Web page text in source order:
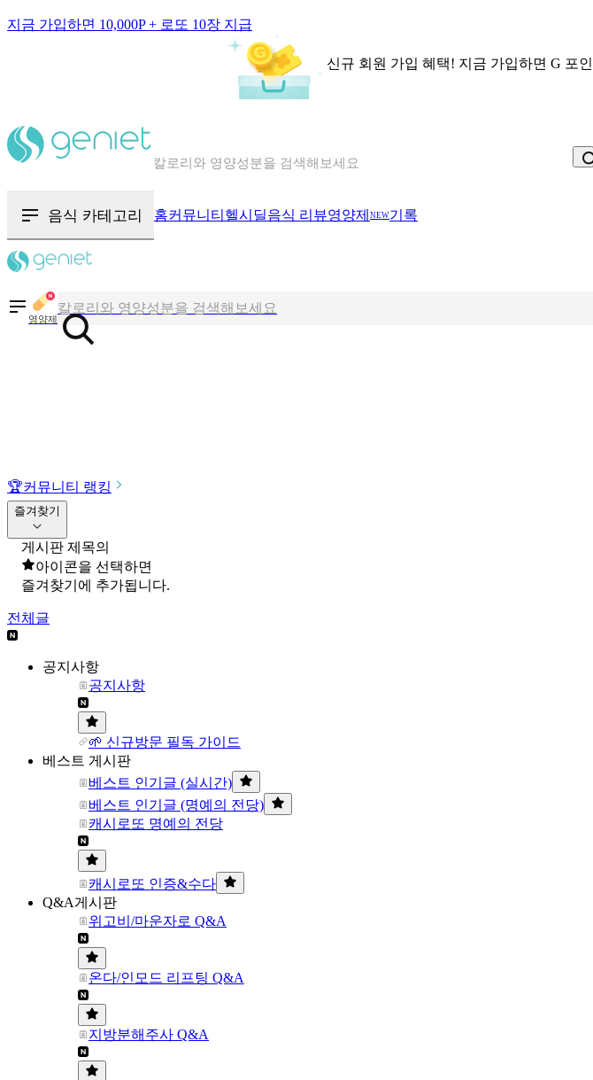
지금 가입하면 10,000P + 로또 10장 지급
신규 회원 가입 혜택! 지금 가입하면 G 포
칼로리와 영양성분을 검색해보세요
음식 카테고리 홈커뮤니티 헬시딜음식 리뷰영양제 NEW기록
영양제
칼로리와 영양성분을 검색해보세요
혈당 · 다이어트 음식 검색해보세요
🏆커뮤니티 랭킹
즐겨찾기
게시판 제목의
아이콘을 선택하면
즐겨찾기에 추가됩니다.
전체글
공지사항
공지사항
🌱 신규방문 필독 가이드
베스트 게시판
베스트 인기글 (실시간)
베스트 인기글 (명예의 전당)
캐시로또 명예의 전당
캐시로또 인증&수다
Q&A게시판
위고비/마운자로 Q&A
온다/인모드 리프팅 Q&A
지방분해주사 Q&A